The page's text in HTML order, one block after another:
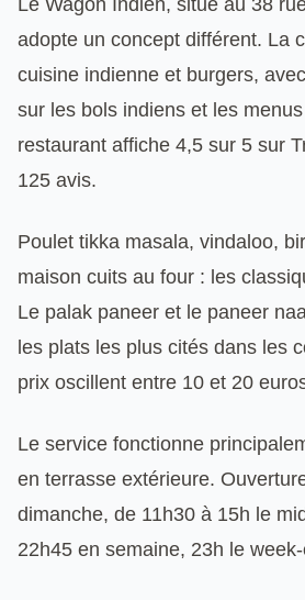
adopte un concept différent. La
cuisine indienne et burgers,
sur les bols indiens et les
restaurant affiche 4,5 sur 5 sur
125 avis.
Poulet tikka masala, vindaloo,
maison cuits au four : les
Le palak paneer et le paneer
les plats les plus cités dans les
prix oscillent entre 10 et 20
Le service fonctionne
en terrasse extérieure.
dimanche, de 11h30 à 15h le
22h45 en semaine, 23h le